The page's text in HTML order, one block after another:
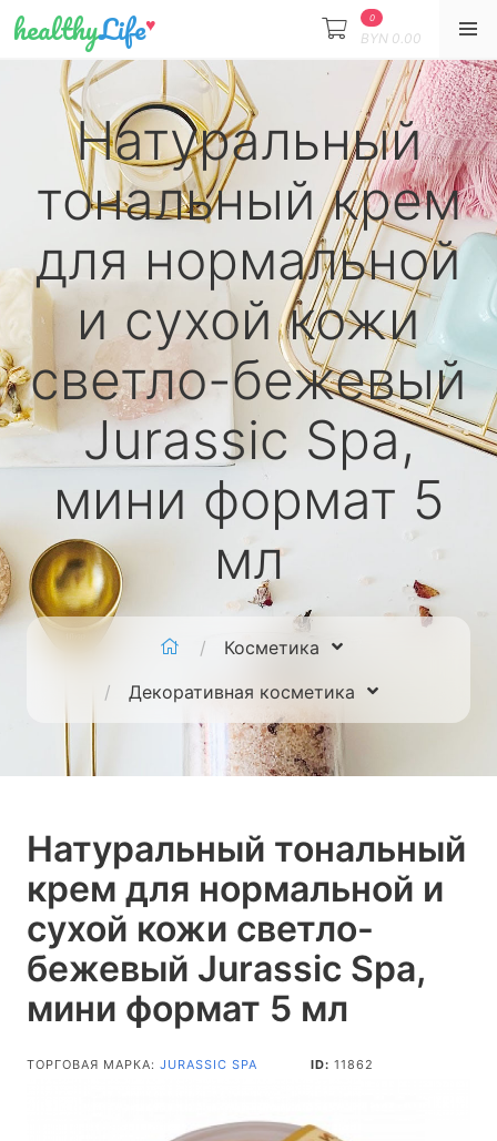
healthyLife♥ BYN 0.00
0
Натуральный
тональный крем
для нормальной
и сухой кожи
светло-бежевый
Jurassic Spa,
мини формат 5
мл
Косметика
Декоративная косметика
Натуральный тональный
крем для нормальной и
сухой кожи светло-
бежевый Jurassic Spa,
мини формат 5 мл
ТОРГОВАЯ МАРКА: JURASSIC SPA ID: 11862